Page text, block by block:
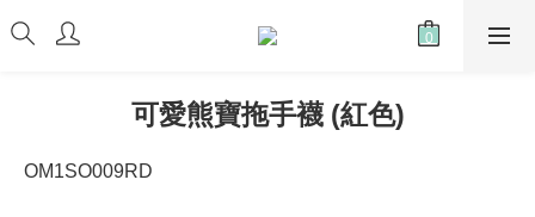
可愛熊寶拖手襪 (紅色)
OM1SO009RD